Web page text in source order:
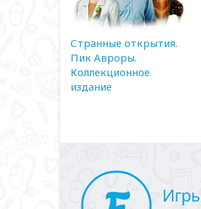
Странные открытия.
Пик Авроры.
Коллекционное
издание